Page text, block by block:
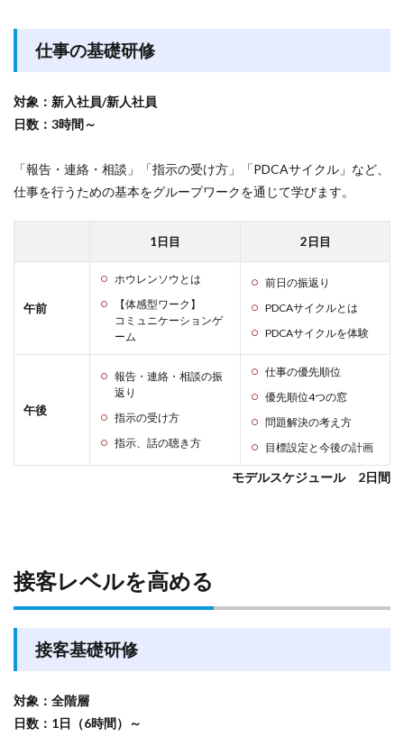
仕事の基礎研修
対象：新入社員/新人社員
日数：3時間～
「報告・連絡・相談」「指示の受け方」「PDCAサイクル」など、
仕事を行うための基本をグループワークを通じて学びます。
1日目 2日目
午前
ホウレンソウとは
【体感型ワーク】
コミュニケーションゲ
ーム
前日の振返り
PDCAサイクルとは
PDCAサイクルを体験
午後
報告・連絡・相談の振
返り
指示の受け方
指示、話の聴き方
仕事の優先順位
優先順位4つの窓
問題解決の考え方
目標設定と今後の計画
モデルスケジュール 2日間
接客レベルを高める
接客基礎研修
対象：全階層
日数：1日（6時間）～